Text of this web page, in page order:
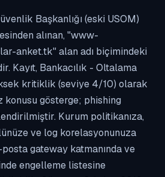
Başkanlığı (eski USOM)
alınan, "www-
anket.tk" alan adı biçimindeki
Kayıt, Bankacılık - Oltalama
kritiklik (seviye 4/10) olarak
konusu gösterge; phishing
Kurum politikanıza,
ve log korelasyonunuza
gateway katmanında ve
engelleme listesine